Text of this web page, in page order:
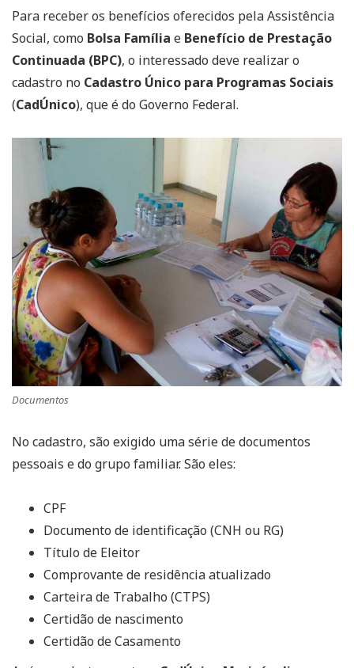
Para receber os benefícios oferecidos pela Assistência
Social, como Bolsa Família e Benefício de Prestação
Continuada (BPC), o interessado deve realizar o
cadastro no Cadastro Único para Programas Sociais
(CadÚnico), que é do Governo Federal.
Documentos
No cadastro, são exigido uma série de documentos
pessoais e do grupo familiar. São eles:
CPF
Documento de identificação (CNH ou RG)
Título de Eleitor
Comprovante de residência atualizado
Carteira de Trabalho (CTPS)
Certidão de nascimento
Certidão de Casamento